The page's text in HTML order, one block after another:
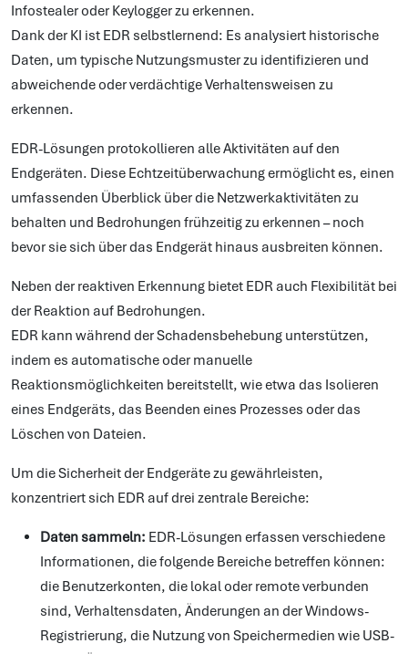
Infostealer oder Keylogger zu erkennen.
Dank der KI ist EDR selbstlernend: Es analysiert historische
Daten, um typische Nutzungsmuster zu identifizieren und
abweichende oder verdächtige Verhaltensweisen zu
erkennen.
EDR-Lösungen protokollieren alle Aktivitäten auf den
Endgeräten. Diese Echtzeitüberwachung ermöglicht es, einen
umfassenden Überblick über die Netzwerkaktivitäten zu
behalten und Bedrohungen frühzeitig zu erkennen – noch
bevor sie sich über das Endgerät hinaus ausbreiten können.
Neben der reaktiven Erkennung bietet EDR auch Flexibilität bei
der Reaktion auf Bedrohungen.
EDR kann während der Schadensbehebung unterstützen,
indem es automatische oder manuelle
Reaktionsmöglichkeiten bereitstellt, wie etwa das Isolieren
eines Endgeräts, das Beenden eines Prozesses oder das
Löschen von Dateien.
Um die Sicherheit der Endgeräte zu gewährleisten,
konzentriert sich EDR auf drei zentrale Bereiche:
Daten sammeln: EDR-Lösungen erfassen verschiedene
Informationen, die folgende Bereiche betreffen können:
die Benutzerkonten, die lokal oder remote verbunden
sind, Verhaltensdaten, Änderungen an der Windows-
Registrierung, die Nutzung von Speichermedien wie USB-